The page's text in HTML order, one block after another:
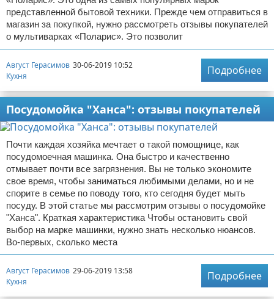
представленной бытовой техники. Прежде чем отправиться в
магазин за покупкой, нужно рассмотреть отзывы покупателей
о мультиварках «Поларис». Это позволит
Август Герасимов 30-06-2019 10:52
Кухня
Подробнее
Посудомойка "Ханса": отзывы покупателей
Почти каждая хозяйка мечтает о такой помощнице, как
посудомоечная машинка. Она быстро и качественно
отмывает почти все загрязнения. Вы не только экономите
свое время, чтобы заниматься любимыми делами, но и не
спорите в семье по поводу того, кто сегодня будет мыть
посуду. В этой статье мы рассмотрим отзывы о посудомойке
"Ханса". Краткая характеристика Чтобы остановить свой
выбор на марке машинки, нужно знать несколько нюансов.
Во-первых, сколько места
Август Герасимов 29-06-2019 13:58
Кухня
Подробнее